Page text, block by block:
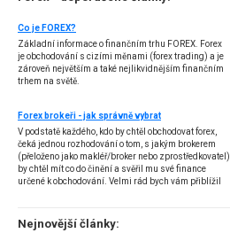
Co je FOREX?
Základní informace o finančním trhu FOREX. Forex
je obchodování s cizími měnami (forex trading) a je
zároveň největším a také nejlikvidnějším finančním
trhem na světě.
Forex brokeři - jak správně vybrat
V podstatě každého, kdo by chtěl obchodovat forex,
čeká jednou rozhodování o tom, s jakým brokerem
(přeloženo jako makléř/broker nebo zprostředkovatel)
by chtěl mít co do činění a svěřil mu své finance
určené k obchodování. Velmi rád bych vám přiblížil
několik příkladů nejznámějších z nich.
Nejnovější články: